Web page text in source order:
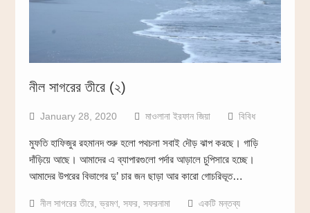
নীল সাগরের তীরে (২)
January 28, 2020 মাওলানা ইরফান জিয়া বিবিধ
মুফতি হাফিজুর রহমানদ শুরু হলো পথচলা সবাই দৌড় ঝাপ করছে। গাড়ি
দাঁড়িয়ে আছে। আমাদের এ ব্যাপারগুলো পর্দার আড়ালে চুপিসারে হচ্ছে।
আমাদের উপরের বিভাগের দু’ চার জন ছাড়া আর কারো গোচরিভূত…
নীল সাগরের তীরে,ভ্রমণ, সফর, সফরনামা
একটি মন্তব্য